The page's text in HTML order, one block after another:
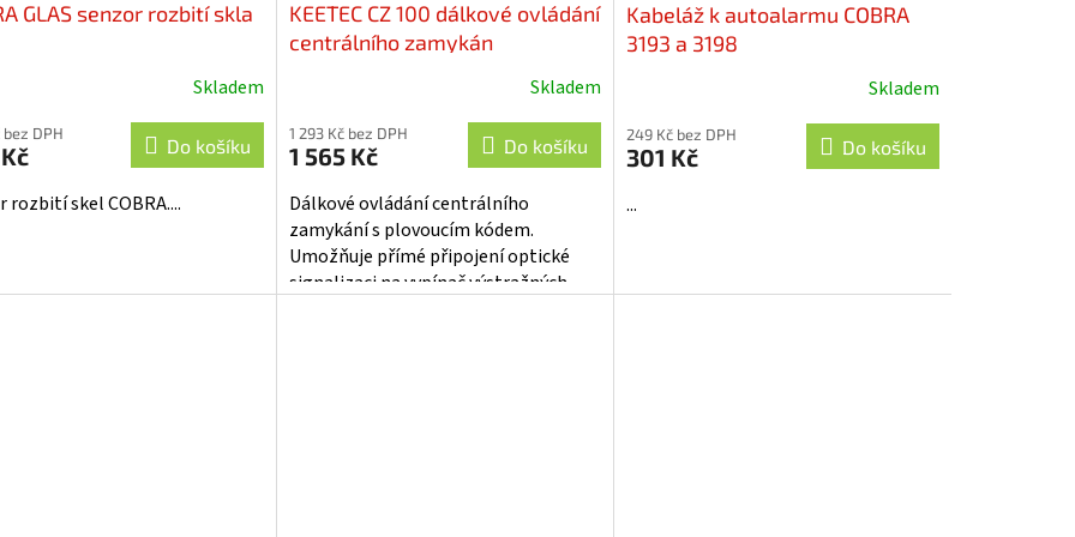
GLAS senzor rozbití skla
Skladem
DPH
Do košíku
rozbití skel COBRA....
KEETEC CZ 100 dálkové ovládání
centrálního zamykán
produktu
je
4,0
z
5
hvězdiček.
Skladem
1 293 Kč bez DPH
1 565 Kč Do košíku
Dálkové ovládání centrálního
zamykání s plovoucím kódem.
Umožňuje přímé připojení optické
signalizaci na vypínač výstražných
Kabeláž k autoalarmu COBRA
3193 a 3198
Skladem
249 Kč bez DPH
301 Kč Do košíku
...